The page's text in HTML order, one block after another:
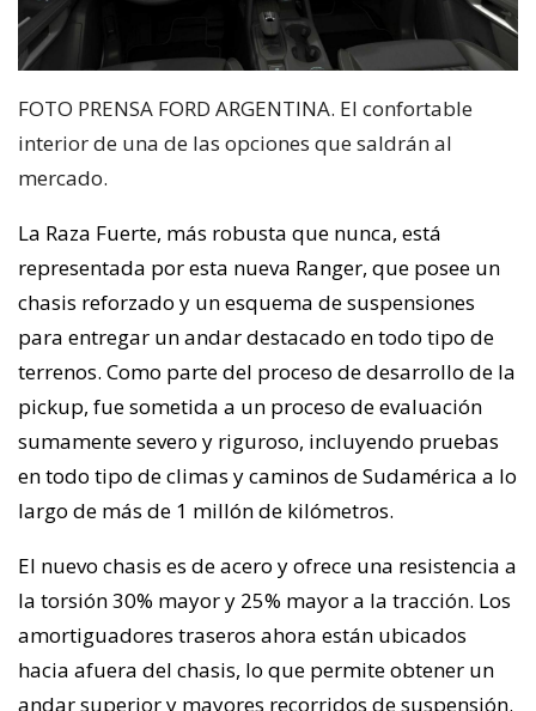
FOTO PRENSA FORD ARGENTINA. El confortable
interior de una de las opciones que saldrán al
mercado.
La Raza Fuerte, más robusta que nunca, está
representada por esta nueva Ranger, que posee un
chasis reforzado y un esquema de suspensiones
para entregar un andar destacado en todo tipo de
terrenos. Como parte del proceso de desarrollo de la
pickup, fue sometida a un proceso de evaluación
sumamente severo y riguroso, incluyendo pruebas
en todo tipo de climas y caminos de Sudamérica a lo
largo de más de 1 millón de kilómetros.
El nuevo chasis es de acero y ofrece una resistencia a
la torsión 30% mayor y 25% mayor a la tracción. Los
amortiguadores traseros ahora están ubicados
hacia afuera del chasis, lo que permite obtener un
andar superior y mayores recorridos de suspensión.